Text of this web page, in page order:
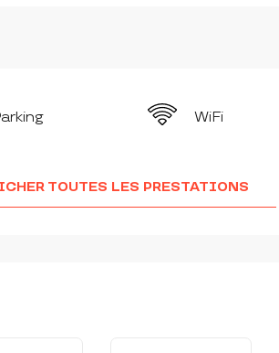
WiFi
TOUTES LES PRESTATIONS
DE PRESTATIONS